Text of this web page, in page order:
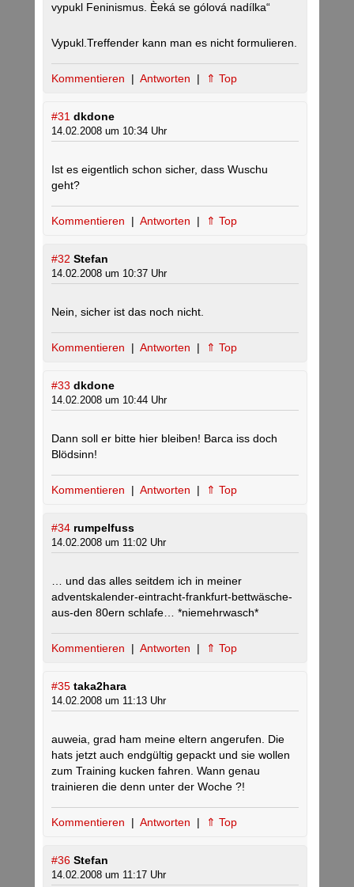
vypukl Feninismus. Èeká se gólová nadílka“
Vypukl.Treffender kann man es nicht formulieren.
Kommentieren | Antworten | ⇑ Top
#31 dkdone
14.02.2008 um 10:34 Uhr
Ist es eigentlich schon sicher, dass Wuschu
geht?
Kommentieren | Antworten | ⇑ Top
#32 Stefan
14.02.2008 um 10:37 Uhr
Nein, sicher ist das noch nicht.
Kommentieren | Antworten | ⇑ Top
#33 dkdone
14.02.2008 um 10:44 Uhr
Dann soll er bitte hier bleiben! Barca iss doch
Blödsinn!
Kommentieren | Antworten | ⇑ Top
#34 rumpelfuss
14.02.2008 um 11:02 Uhr
… und das alles seitdem ich in meiner
adventskalender-eintracht-frankfurt-bettwäsche-
aus-den 80ern schlafe… *niemehrwasch*
Kommentieren | Antworten | ⇑ Top
#35 taka2hara
14.02.2008 um 11:13 Uhr
auweia, grad ham meine eltern angerufen. Die
hats jetzt auch endgültig gepackt und sie wollen
zum Training kucken fahren. Wann genau
trainieren die denn unter der Woche ?!
Kommentieren | Antworten | ⇑ Top
#36 Stefan
14.02.2008 um 11:17 Uhr